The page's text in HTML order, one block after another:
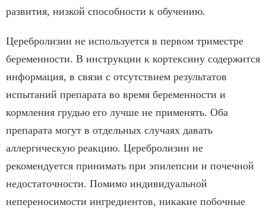
развития, низкой способности к обучению.
Церебролизин не используется в первом триместре
беременности. В инструкции к кортексину содержится
информация, в связи с отсутствием результатов
испытаний препарата во время беременности и
кормления грудью его лучше не применять. Оба
препарата могут в отдельных случаях давать
аллергическую реакцию. Церебролизин не
рекомендуется принимать при эпилепсии и почечной
недостаточности. Помимо индивидуальной
непереносимости ингредиентов, никакие побочные